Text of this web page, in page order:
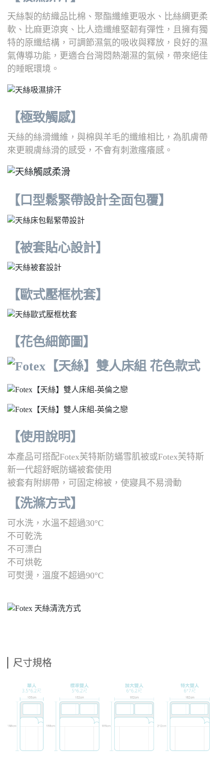
天絲製的紡織品比棉、聚酯纖維更吸水、比絲綢更柔
軟、比麻更涼爽、比人造纖維堅韌有彈性，且擁有獨
特的原纖結構，可調節濕氣的吸收與釋放，良好的濕
氣傳導功能，更適合台灣悶熱潮濕的氣候，帶來絕佳
的睡眠環境。
【極致觸感】
天絲的絲滑纖維，與棉與羊毛的纖維相比，為肌膚帶
來更親膚絲滑的感受，不會有刺激瘙癢感。
【口型鬆緊帶設計全面包覆】
【被套貼心設計】
【歐式壓框枕套】
【花色細節圖】
【使用說明】
本產品可搭配Fotex芙特斯防蟎雪肌被或Fotex芙特斯
新一代超舒眠防蟎被套使用
被套有附綁帶，可固定棉被，使寢具不易滑動
【洗滌方式】
可水洗，水溫不超過30°C
不可乾洗
不可漂白
不可烘乾
可熨燙，溫度不超過90°C
尺寸規格